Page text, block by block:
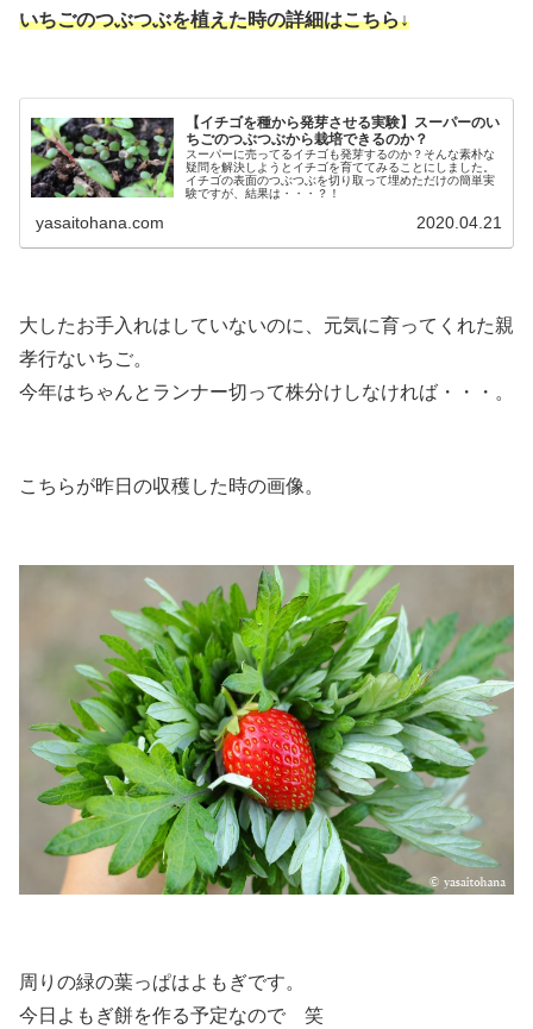
いちごのつぶつぶを植えた時の詳細はこちら↓
【イチゴを種から発芽させる実験】スーパーのい
ちごのつぶつぶから栽培できるのか？
スーパーに売ってるイチゴも発芽するのか？そんな素朴な
疑問を解決しようとイチゴを育ててみることにしました。
イチゴの表面のつぶつぶを切り取って埋めただけの簡単実
験ですが、結果は・・・？！
yasaitohana.com 2020.04.21
大したお手入れはしていないのに、元気に育ってくれた親
孝行ないちご。
今年はちゃんとランナー切って株分けしなければ・・・。
こちらが昨日の収穫した時の画像。
周りの緑の葉っぱはよもぎです。
今日よもぎ餅を作る予定なので 笑